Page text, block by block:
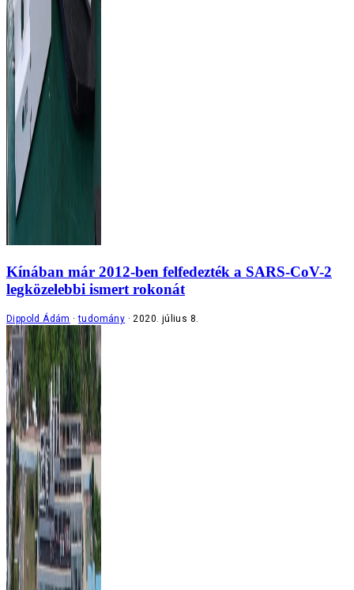
Kínában már 2012-ben felfedezték a SARS-CoV-2
legközelebbi ismert rokonát
Dippold Ádám tudomány 2020. július 8.